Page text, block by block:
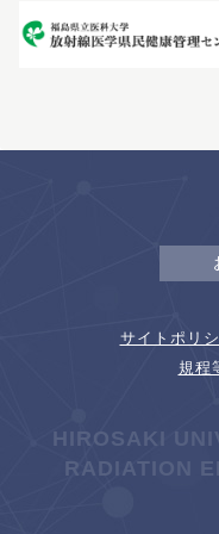
サイトポリ
規程
HIROSAKI
RADIATION